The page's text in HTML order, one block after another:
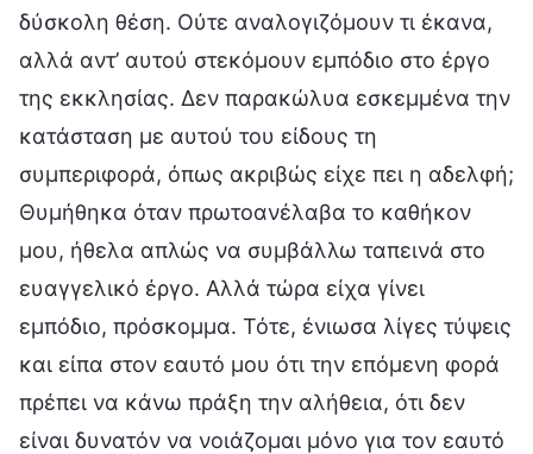
δύσκολη θέση. Ούτε αναλογιζόμουν τι έκανα,
αλλά αντ’ αυτού στεκόμουν εμπόδιο στο έργο
της εκκλησίας. Δεν παρακώλυα εσκεμμένα την
κατάσταση με αυτού του είδους τη
συμπεριφορά, όπως ακριβώς είχε πει η αδελφή;
Θυμήθηκα όταν πρωτοανέλαβα το καθήκον
μου, ήθελα απλώς να συμβάλλω ταπεινά στο
ευαγγελικό έργο. Αλλά τώρα είχα γίνει
εμπόδιο, πρόσκομμα. Τότε, ένιωσα λίγες τύψεις
και είπα στον εαυτό μου ότι την επόμενη φορά
πρέπει να κάνω πράξη την αλήθεια, ότι δεν
είναι δυνατόν να νοιάζομαι μόνο για τον εαυτό